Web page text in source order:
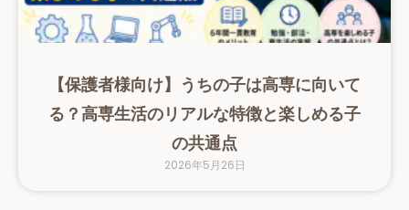
【保護者様向け】うちの子は高専に向いて
る？高専生活のリアルな特徴と楽しめる子
の共通点
2026年5月26日